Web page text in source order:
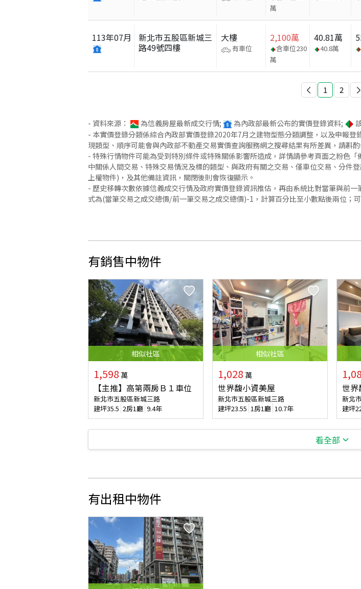
萬
113年07月
新北市五股區新城三
路49號四樓
大樓
有車位
2,100萬
含車位230
萬
40.81萬
40.8萬
1 2
- 資料來源： 為信義房屋最新成交行情; 為內政部最新公布的實價登錄資料;
- 本實價登錄分類係綜合內政部實價登錄2020年7月之建物型態分類調整，以及申報
現類型、順序可能會與內政部不動產交易實價查詢服務網之搜尋結果有所差異，請斟酌
- 特殊行情物件可能為受到特別條件或特殊關係影響所造成，詳情請參考頁面之粉色
中關係人間交易、特殊交易情況及標的類型、與政府有關之交易、僅車位交易、分件
上權物件)，及其他備註資訊，關閉後則會恢復顯示。
- 歷史移轉次數依據信義成交行情及政府實價登錄資訊推估，再由系統比對當筆與前
式為(當筆交易之成交總價/前一筆交易之成交總價)-1，計算百分比至小數點後兩位；
有銷售中物件
相似社區
1,598 萬
【主推】高第兩房Ｂ１車位
新北市五股區新城三路
建坪35.5 2房1廳 9.4年
相似社區
1,028 萬
世界馥小資美屋
新北市五股區新城三路
建坪23.55 1房1廳 10.7年
世界
新北
建坪
看全部
有出租中物件